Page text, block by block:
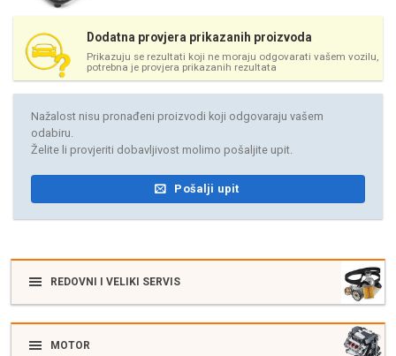
Dodatna provjera prikazanih proizvoda
Prikazuju se rezultati koji ne moraju odgovarati vašem vozilu,
potrebna je provjera prikazanih rezultata
Nažalost nisu pronađeni proizvodi koji odgovaraju vašem
odabiru.
Želite li provjeriti dobavljivost molimo pošaljite upit.
Pošalji upit
REDOVNI I VELIKI SERVIS
MOTOR